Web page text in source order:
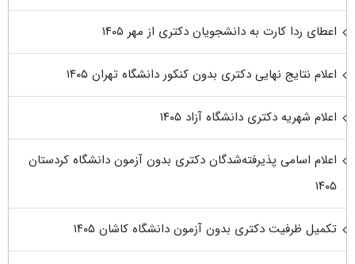
اعطای ردا کارت به دانشجویان دکتری از مهر ۱۴۰۵
اعلام نتایج نهایی دکتری بدون کنکور دانشگاه تهران ۱۴۰۵
اعلام شهریه دکتری دانشگاه آزاد ۱۴۰۵
اعلام اسامی پذیرفته‌شدگان دکتری بدون آزمون دانشگاه کردستان
۱۴۰۵
تکمیل ظرفیت دکتری بدون آزمون دانشگاه کاشان ۱۴۰۵